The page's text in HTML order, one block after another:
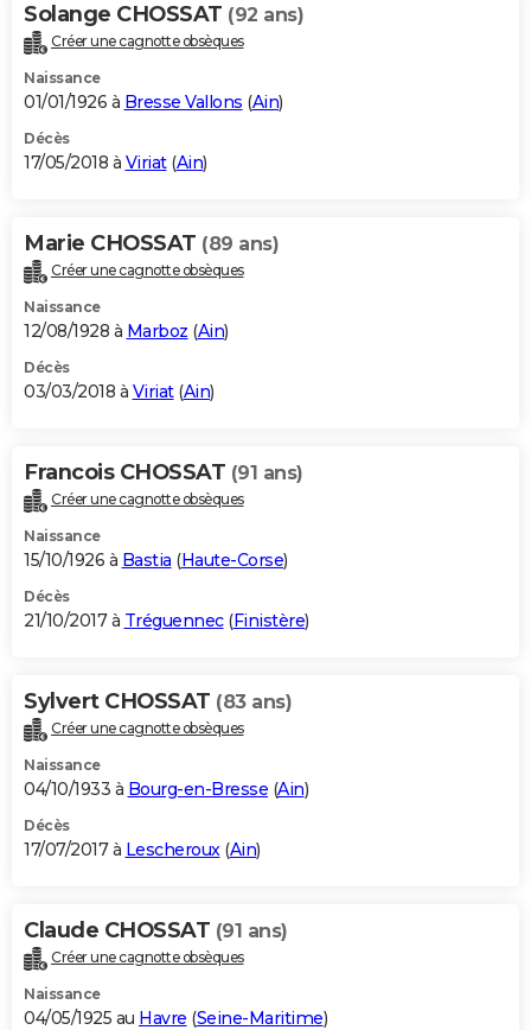
Solange CHOSSAT (92 ans)
Créer une cagnotte obsèques
Naissance
01/01/1926 à Bresse Vallons (Ain)
Décès
17/05/2018 à Viriat(Ain)
Marie CHOSSAT (89 ans)
Créer une cagnotte obsèques
Naissance
12/08/1928 à Marboz (Ain)
Décès
03/03/2018 à Viriat(Ain)
Francois CHOSSAT (91 ans)
Créer une cagnotte obsèques
Naissance
15/10/1926 à Bastia (Haute-Corse)
Décès
21/10/2017 à Tréguennec(Finistère)
Sylvert CHOSSAT (83 ans)
Créer une cagnotte obsèques
Naissance
04/10/1933 à Bourg-en-Bresse (Ain)
Décès
17/07/2017 à Lescheroux(Ain)
Claude CHOSSAT (91 ans)
Créer une cagnotte obsèques
Naissance
04/05/1925 au Havre (Seine-Maritime)